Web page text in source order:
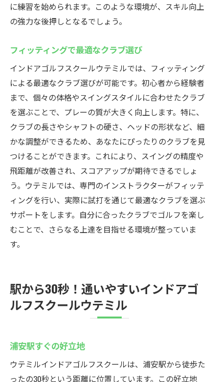
に練習を始められます。このような環境が、スキル向上
の強力な後押しとなるでしょう。
フィッティングで最適なクラブ選び
インドアゴルフスクールウテミルでは、フィッティング
による最適なクラブ選びが可能です。初心者から経験者
まで、個々の体格やスイングスタイルに合わせたクラブ
を選ぶことで、プレーの質が大きく向上します。特に、
クラブの長さやシャフトの硬さ、ヘッドの形状など、細
かな調整ができるため、あなたにぴったりのクラブを見
つけることができます。これにより、スイングの精度や
飛距離が改善され、スコアアップが期待できるでしょ
う。ウテミルでは、専門のインストラクターがフィッテ
ィングを行い、実際に試打を通じて最適なクラブを選ぶ
サポートをします。自分に合ったクラブでゴルフを楽し
むことで、さらなる上達を目指せる環境が整っていま
す。
駅から30秒！通いやすいインドアゴ
ルフスクールウテミル
浦安駅すぐの好立地
ウテミルインドアゴルフスクールは、浦安駅から徒歩た
ったの30秒という距離に位置しています。この好立地